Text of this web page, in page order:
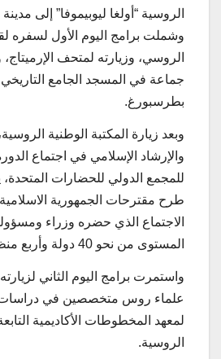
الروسية “أولغا ليوبيموفا” إلى
وشملت برامج اليوم الأول لسفره
الروسي، وزيارته لمتحف
جماعة في المسجد الجامع
بطرسبورغ.
وبعد زيارة المكتبة الوطنية
والإرشاد الإسلامي في اجتماع
للمجمع الدولي للحضارات
طرح مقترحات الجمهورية الاسلامية
الاجتماع الذي حضره وزراء
المستوى من نحو 40 دولة وأربع منظمات دولية.
واستمرت برامج اليوم الثاني
علماء روس متخصصين في دراسات
لمعهد المخطوطات الأكاديمية
الروسية.